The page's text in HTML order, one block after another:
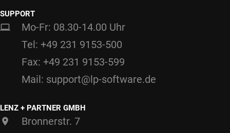
SUPPORT
Mo-Fr: 08.30-14.00 Uhr
Tel: +49 231 9153-500
Fax: +49 231 9153-599
Mail: support@lp-software.de
LENZ + PARTNER GMBH
Bronnerstr. 7